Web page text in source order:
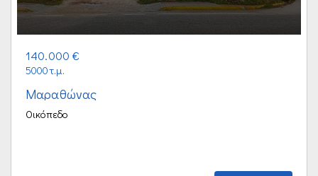
140.000 €
5000τ.μ.
Μαραθώνας
Οικόπεδο